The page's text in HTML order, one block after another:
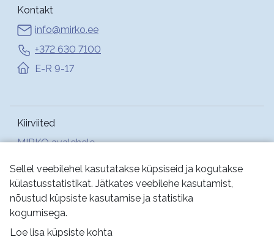
Sellel veebilehel kasutatakse küpsiseid ja kogutakse
külastusstatistikat. Jätkates veebilehe kasutamist,
nõustud küpsiste kasutamise ja statistika
kogumisega.
Loe lisa küpsiste kohta
Kontakt
info@mirko.ee
+372 630 7100
E-R 9-17
Kiirviited
MIRKO avalehele
Abi
Jälgi meid: